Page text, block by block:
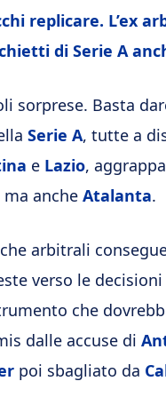
replicare. L’ex
di Serie A
sorprese. Basta
Serie A, tutte a
e Lazio,
ma anche Atalanta.
arbitrali
verso le
che
dalle accuse di
poi sbagliato da